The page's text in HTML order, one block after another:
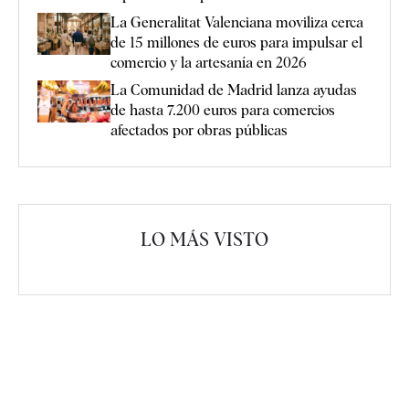
La Generalitat Valenciana moviliza cerca
de 15 millones de euros para impulsar el
comercio y la artesanía en 2026
La Comunidad de Madrid lanza ayudas
de hasta 7.200 euros para comercios
afectados por obras públicas
LO MÁS VISTO